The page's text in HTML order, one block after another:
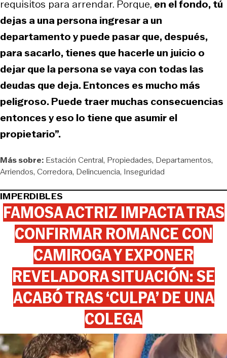
requisitos para arrendar. Porque, en el fondo, tú
dejas a una persona ingresar a un
departamento y puede pasar que, después,
para sacarlo, tienes que hacerle un juicio o
dejar que la persona se vaya con todas las
deudas que deja. Entonces es mucho más
peligroso. Puede traer muchas consecuencias
entonces y eso lo tiene que asumir el
propietario”.
Más sobre: Estación Central Propiedades Departamentos
Arriendos Corredora Delincuencia Inseguridad
IMPERDIBLES
FAMOSA ACTRIZ IMPACTA TRAS
CONFIRMAR ROMANCE CON
CAMIROGA Y EXPONER
REVELADORA SITUACIÓN: SE
ACABÓ TRAS ‘CULPA’ DE UNA
COLEGA